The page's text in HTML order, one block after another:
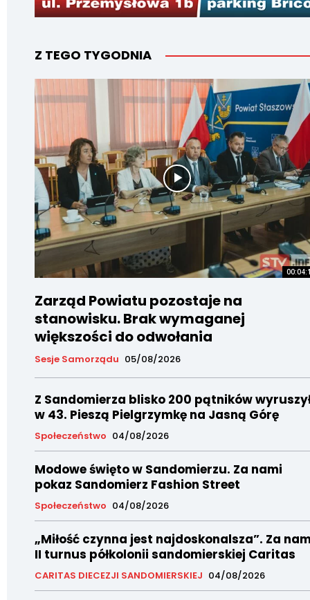
Z TEGO TYGODNIA
Zarząd Powiatu pozostaje na
stanowisku. Brak wymaganej
większości do odwołania
Sesje Samorządu 05/08/2026
Z Sandomierza blisko 200 pątników
w 43. Pieszą Pielgrzymkę na Jasną Górę
Społeczeństwo 04/08/2026
Modowe święto w Sandomierzu. Za nami
pokaz Sandomierz Fashion Street
Społeczeństwo 04/08/2026
„Miłość czynna jest najdoskonalsza”. Za
II turnus półkolonii sandomierskiej Caritas
CARITAS DIECEZJI SANDOMIERSKIEJ 04/08/2026